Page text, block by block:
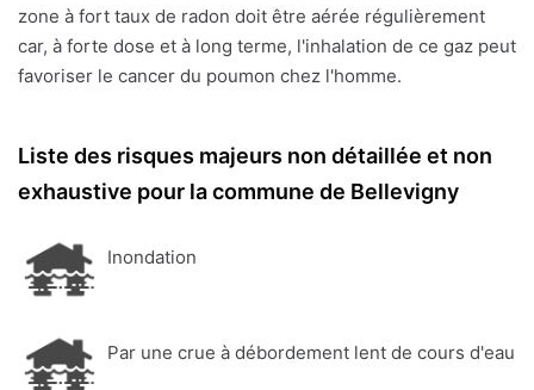
zone à fort taux de radon doit être aérée régulièrement
car, à forte dose et à long terme, l'inhalation de ce gaz peut
favoriser le cancer du poumon chez l'homme.
Liste des risques majeurs non détaillée et non
exhaustive pour la commune de Bellevigny
Inondation
Par une crue à débordement lent de cours d'eau